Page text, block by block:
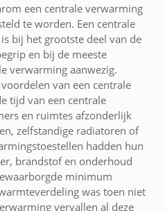
een centrale verwarming
te worden. Een centrale
bij het grootste deel van de
en bij de meeste
verwarming aanwezig.
van een centrale
tijd van een centrale
en ruimtes afzonderlijk
zelfstandige radiatoren of
hadden hun
brandstof en onderhoud
minimum
was toen niet
vervallen al deze